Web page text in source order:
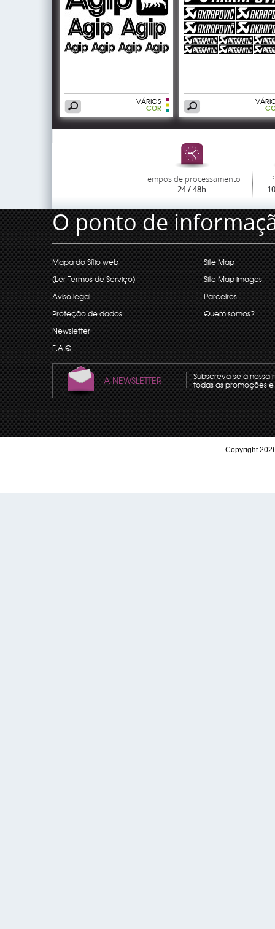
VÁRIOS
COR
Tempos de processamento
24 / 48h
O ponto de
Mapa do Sítio web
(Ler Termos de Serviço)
Aviso legal
Proteção de dados
Newsletter
F.A.Q
Site Map
Site Map images
Parceiros
Quem somos?
A NEWSLETTER Subscreva-se à
todas as promoções
Copyright